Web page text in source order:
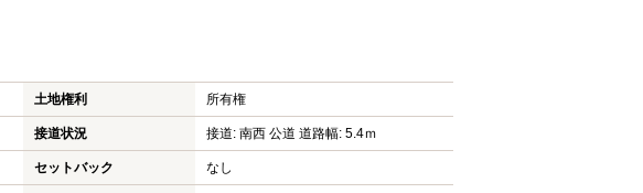
土地権利 所有権
接道状況 接道: 南西 公道 道路幅: 5.4ｍ
セットバック なし